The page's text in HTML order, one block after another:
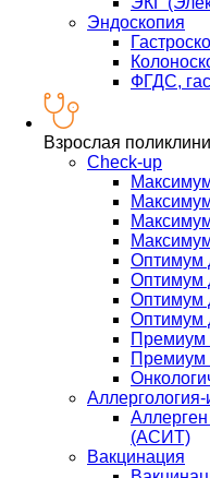
Эндоскопия
ФГДС,
Взрослая
Check-up
Оптимум
Оптимум
Оптимум
Оптимум
Премиум
(АСИТ)
Вакцинация